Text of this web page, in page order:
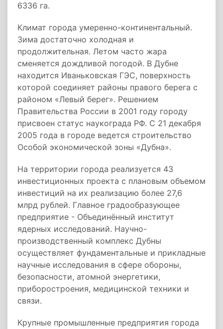
6336 га.
Климат города умеренно-континентальный.
Зима достаточно холодная и
продолжительная. Летом часто жара
сменяется дождливой погодой. В Дубне
находится Иваньковская ГЭС, поверхность
которой соединяет районы правого берега с
районом «Левый берег». Решением
Правительства России в 2001 году городу
присвоен статус наукограда РФ. С 21 декабря
2005 года в городе ведется строительство
Особой экономической зоны «Дубна».
На территории города реализуется 43
инвестиционных проекта с плановым объемом
инвестиций на их реализацию более 27,6
млрд рублей. Главное градообразующее
предприятие - Объединённый институт
ядерных исследований. Научно-
производственный комплекс Дубны
осуществляет фундаментальные и прикладные
научные исследования в сфере обороны,
безопасности, атомной энергетики,
приборостроения, медицинской техники и
связи.
Крупные промышленные предприятия города